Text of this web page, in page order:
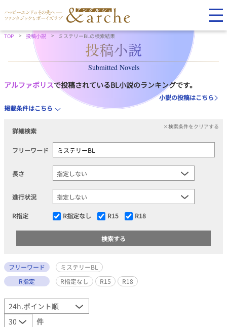
TOP 投稿小説 ミステリーBLの検索結果
Submitted Novels
アルファポリスで投稿されているBL小説のランキングです。
小説の投稿はこちら
掲載条件はこちら
詳細検索
×検索条件をクリアする
フリーワード
長さ
進行状況
R指定 R指定なし R15 R18
フリーワード
ミステリーBL
R指定
R指定なし R15 R18
件